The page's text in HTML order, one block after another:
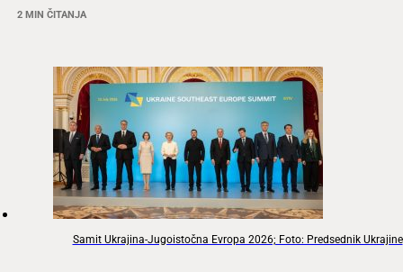
2 MIN ČITANJA
Samit Ukrajina-Jugoistočna Evropa 2026; Foto: Predsednik Ukrajine